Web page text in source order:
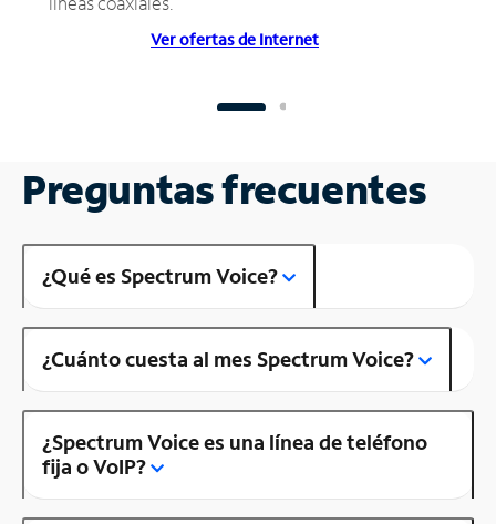
Ver ofertas de Internet
Preguntas frecuentes
¿Qué es Spectrum Voice?
¿Cuánto cuesta al mes Spectrum Voice?
¿Spectrum Voice es una línea de teléfono
fija o VoIP?